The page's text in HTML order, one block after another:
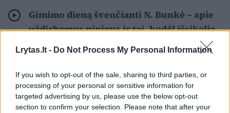
Lrytas.lt - Do Not Process My Personal Information
If you wish to opt-out of the sale, sharing to third parties, or
processing of your personal or sensitive information for
targeted advertising by us, please use the below opt-out
section to confirm your selection. Please note that after your
Gimimo dieną švenčianti N. Bunkė – apie
uždirbamus pinigus ir tai, kodėl išsikelia
iš namo Vilniuje